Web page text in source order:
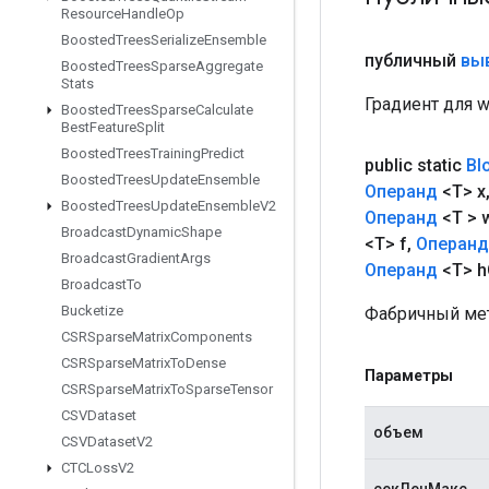
ResourceHandleOp
BoostedTreesSerializeEnsemble
BoostedTreesSparseAggregate
Stats
BoostedTreesSparseCalculate
BestFeatureSplit
BoostedTreesTrainingPredict
BoostedTreesUpdateEnsemble
BoostedTreesUpdateEnsembleV2
BroadcastDynamicShape
BroadcastGradientArgs
BroadcastTo
Bucketize
CSRSparseMatrixComponents
CSRSparseMatrixToDense
CSRSparseMatrixToSparseTensor
CSVDataset
CSVDatasetV2
CTCLossV2
публичный
Градиент для
public static
Операнд <T> x,
Операнд <T >
<T> f, Операнд
Операнд <T> h
Фабричный
Параметры
объем